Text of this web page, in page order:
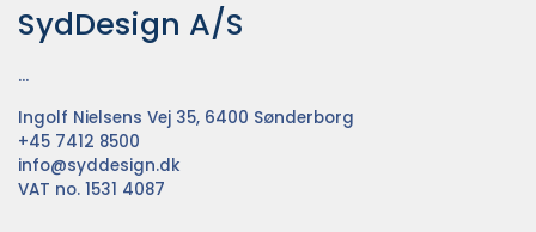
SydDesign A/S
...
Ingolf Nielsens Vej 35, 6400 Sønderborg
+45 7412 8500
info@syddesign.dk
VAT no. 1531 4087